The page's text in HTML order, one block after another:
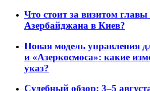
Что стоит за визитом
Азербайджана в Киев?
Новая модель управления
и «Азеркосмоса»: какие
указ?
Судебный обзор: 3–5